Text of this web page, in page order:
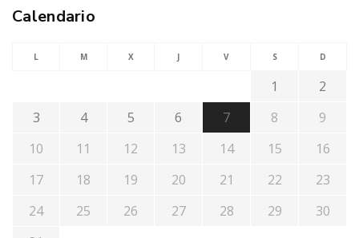
Calendario
L M X J V S D
1
2
3
4 5 6 7 8
9
10
11 12 13 14 15
16
17
18 19 20 21 22
23
24
25 26 27 28 29
30